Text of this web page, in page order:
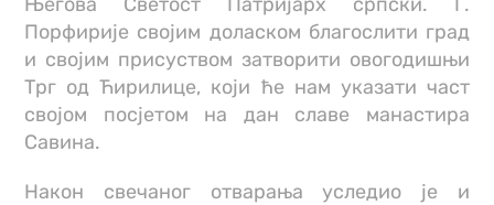
Порфирије својим доласком благослити град
и својим присуством затворити овогодишњи
Трг од Ћирилице, који ће нам указати част
својом посјетом на дан славе манастира
Савина.
Након свечаног отварања уследио је и